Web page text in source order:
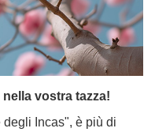
vostra tazza!
degli Incas", è più di